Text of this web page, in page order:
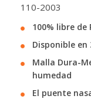
110-2003
100% libre de
Disponible en
Malla Dura-
humedad
El puente